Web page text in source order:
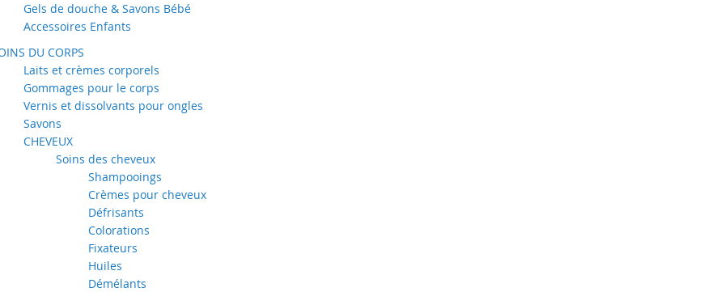
Gels de douche & Savons Bébé
Accessoires Enfants
DU CORPS
Laits et crèmes corporels
Gommages pour le corps
Vernis et dissolvants pour ongles
Savons
CHEVEUX
Soins des cheveux
Shampooings
Crèmes pour cheveux
Défrisants
Colorations
Fixateurs
Huiles
Démélants